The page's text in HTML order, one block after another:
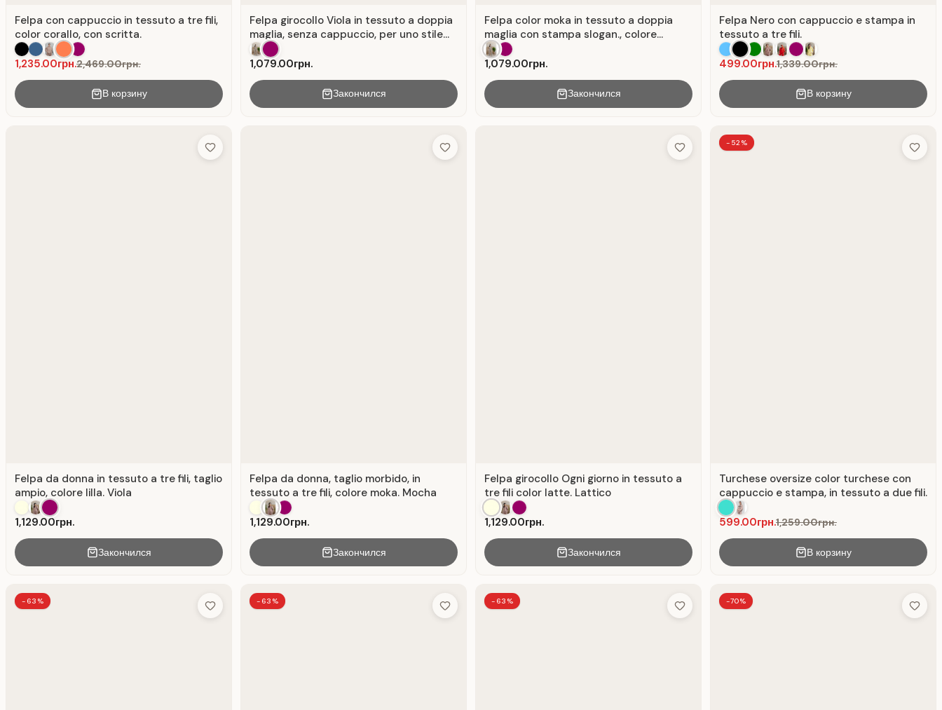
Felpa con cappuccio in tessuto a tre fili,
color corallo, con scritta.
1,235.00грн.2,469.00грн.
В корзину
Felpa girocollo Viola in tessuto a doppia
maglia, senza cappuccio, per uno stile
casual.
1,079.00грн.
Закончился
Felpa color moka in tessuto a doppia
maglia con stampa slogan., colore
Mocha
1,079.00грн.
Закончился
Felpa Nero con cappuccio e stampa in
tessuto a tre fili.
499.00грн.1,339.00грн.
В корзину
Add to Wish List
Felpa da donna in tessuto a tre fili, taglio
ampio, colore lilla. Viola
1,129.00грн.
Закончился
Add to Wish List
Felpa da donna, taglio morbido, in
tessuto a tre fili, colore moka. Mocha
1,129.00грн.
Закончился
Add to Wish List
Felpa girocollo Ogni giorno in tessuto a
tre fili color latte. Lattico
1,129.00грн.
Закончился
-52%
Add to
Turchese oversize color turchese con
cappuccio e stampa, in tessuto a due fili.
599.00грн.1,259.00грн.
В корзину
-63%
Add to Wish List
-63%
Add to Wish List
-63%
Add to Wish List
-70%
Add to